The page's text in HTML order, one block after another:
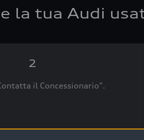
la tua Audi
2
il Concessionario".